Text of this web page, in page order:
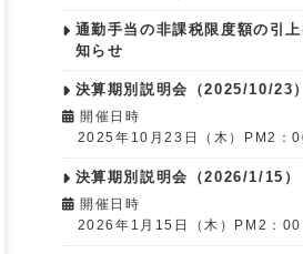
通勤手当の非課税限度額の引
知らせ
決算期別説明会（2025/10/23）
開催日時
2025年10月23日（木）PM2：
決算期別説明会（2026/1/15）
開催日時
2026年1月15日（木）PM2：00